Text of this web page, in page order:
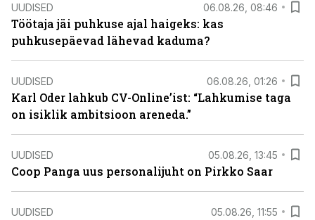
UUDISED 06.08.26, 08:46
Töötaja jäi puhkuse ajal haigeks: kas
puhkusepäevad lähevad kaduma?
UUDISED 06.08.26, 01:26
Karl Oder lahkub CV-Online’ist: “Lahkumise taga
on isiklik ambitsioon areneda.”
UUDISED 05.08.26, 13:45
Coop Panga uus personalijuht on Pirkko Saar
UUDISED 05.08.26, 11:55